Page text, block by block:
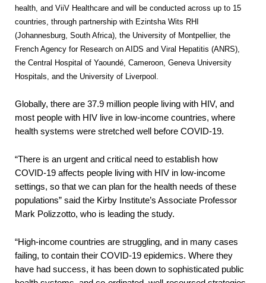
health, and ViiV Healthcare and will be conducted across up to 15
countries, through partnership with Ezintsha Wits RHI
(Johannesburg, South Africa), the University of Montpellier, the
French Agency for Research on AIDS and Viral Hepatitis (ANRS),
the Central Hospital of Yaoundé, Cameroon, Geneva University
Hospitals, and the University of Liverpool.
Globally, there are 37.9 million people living with HIV, and
most people with HIV live in low-income countries, where
health systems were stretched well before COVID-19.
“There is an urgent and critical need to establish how
COVID-19 affects people living with HIV in low-income
settings, so that we can plan for the health needs of these
populations” said the Kirby Institute’s Associate Professor
Mark Polizzotto, who is leading the study.
“High-income countries are struggling, and in many cases
failing, to contain their COVID-19 epidemics. Where they
have had success, it has been down to sophisticated public